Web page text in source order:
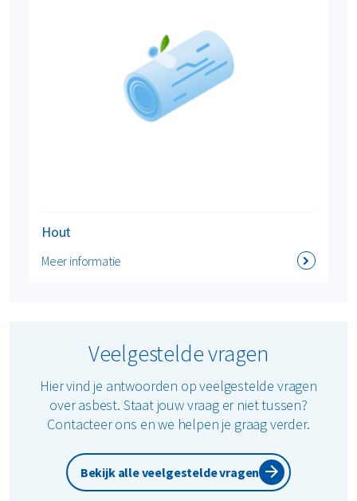
Hout
Meer informatie
Veelgestelde vragen
Hier vind je antwoorden op veelgestelde vragen
over asbest. Staat jouw vraag er niet tussen?
Contacteer ons en we helpen je graag verder.
Bekijk alle veelgestelde vragen